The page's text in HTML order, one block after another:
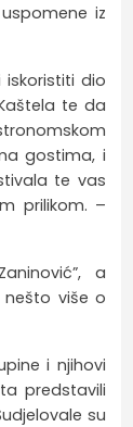
iz
dio
te da
gostima, i
te vas
prilikom. –
a
nešto više o
i njihovi
predstavili
su